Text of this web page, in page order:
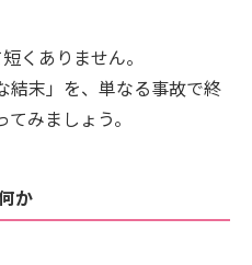
くありません。
結末」を、単なる事故で終
みましょう。
か